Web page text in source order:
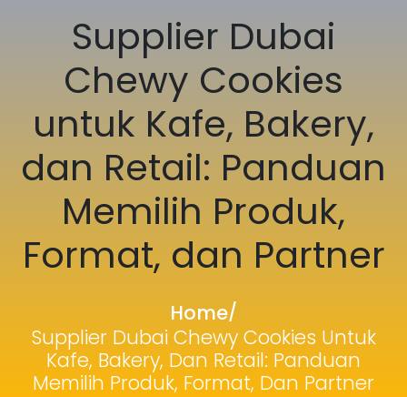
Supplier Dubai
Chewy Cookies
untuk Kafe, Bakery,
dan Retail: Panduan
Memilih Produk,
Format, dan Partner
Home/
Supplier Dubai Chewy Cookies Untuk
Kafe, Bakery, Dan Retail: Panduan
Memilih Produk, Format, Dan Partner